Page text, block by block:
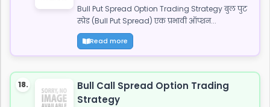
Bull Put Spread Option Trading Strategy बुल पुट
स्प्रेड (Bull Put Spread) एक प्रभावी ऑप्शन...
Read more
18.
Bull Call Spread Option Trading
Strategy